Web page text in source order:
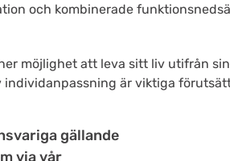
och kombinerade
möjlighet att leva sitt liv utifrån
är viktiga
gällande
via vår